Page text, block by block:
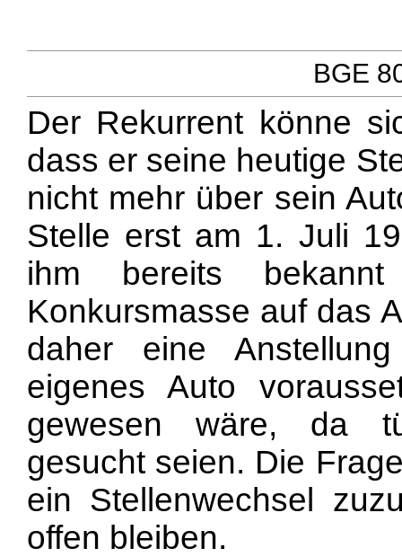
BGE
Der Rekurrent könne
dass er seine heutige
nicht mehr über sein
Stelle erst am 1. Juli
ihm bereits
Konkursmasse auf das
daher eine
eigenes Auto
gewesen wäre, da
gesucht seien. Die
ein Stellenwechsel
offen bleiben.